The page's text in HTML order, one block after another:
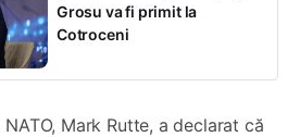
Grosu va fi primit la
Cotroceni
Mark Rutte, a declarat că